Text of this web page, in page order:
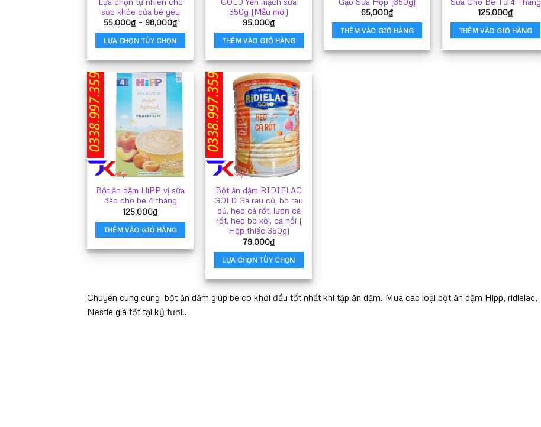
sức khỏe của bé yêu
55,000₫ – 98,000₫Khoảng
giá:
98,000₫
LỰA CHỌN TÙY CHỌN
phẩm
này
có
nhiều
biến
thể.
Các
tùy
chọn
có
thể
được
chọn
trên
trang
sản
350g (Mẫu mới)
95,000₫
THÊM VÀO GIỎ HÀNG
65,000₫
THÊM VÀO GIỎ HÀNG
125,000₫
THÊM VÀO GIỎ HÀNG
Bột ăn dặm HiPP vị sữa
đào cho bé 4 tháng
125,000₫
THÊM VÀO GIỎ HÀNG
Bột ăn dặm RIDIELAC
GOLD Gà rau củ, bò rau
củ, heo cà rốt, lươn cà
rốt, heo bó xôi, cá hồi (
Hộp thiếc 350g)
79,000₫
LỰA CHỌN TÙY CHỌN
phẩm
này
Chuyên cung cung bột ăn dăm giúp bé có khởi đầu tốt nhất khi tập ăn dặm. Mua các loại bột ăn dặm Hipp, ridielac,
Nestle giá tốt tại kỷ tươi..